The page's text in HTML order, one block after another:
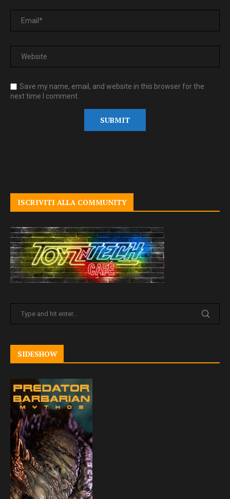
Save my name, email, and website in this browser for the
next time I comment.
ISCRIVITI ALLA COMMUNITY
SIDESHOW